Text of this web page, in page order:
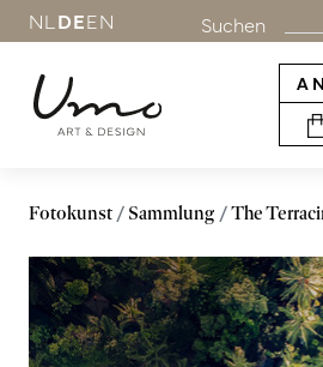
NL DEEN Suchen
Fotokunst Sammlung The